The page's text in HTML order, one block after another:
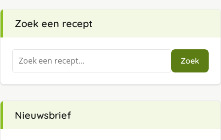
Zoek een recept
Zoeken
naar:
Zoek
Nieuwsbrief